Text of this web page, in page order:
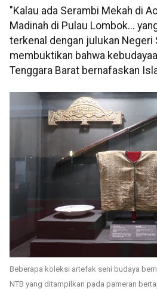
"Kalau ada Serambi Mekah di
Madinah di Pulau Lombok...
terkenal dengan julukan
membuktikan bahwa
Tenggara Barat bernafaskan
Beberapa koleksi artefak seni budaya
NTB yang ditampilkan pada pameran